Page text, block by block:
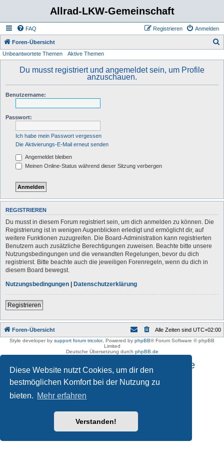
Diese Website nutzt Cookies, um dir den
bestmöglichen Komfort bei der Nutzung zu
bieten. Mehr erfahren
Verstanden!
Allrad-LKW-Gemeinschaft
FAQ Anmelden
Registrieren
Foren-Übersicht
Unbeantwortete Themen Aktive Themen
Du musst registriert und angemeldet sein, um Profile
anzuschauen.
Benutzername:
Passwort:
Ich habe mein Passwort vergessen
Die Aktivierungs-E-Mail erneut senden
Angemeldet bleiben
Meinen Online-Status während dieser Sitzung verbergen
REGISTRIEREN
Du musst in diesem Forum registriert sein, um dich anmelden zu können. Die
Registrierung ist in wenigen Augenblicken erledigt und ermöglicht dir, auf
weitere Funktionen zuzugreifen. Die Board-Administration kann registrierten
Benutzern auch zusätzliche Berechtigungen zuweisen. Beachte bitte unsere
Nutzungsbedingungen und die verwandten Regelungen, bevor du dich
registrierst. Bitte beachte auch die jeweiligen Forenregeln, wenn du dich in
diesem Board bewegst.
Nutzungsbedingungen | Datenschutzerklärung
Registrieren
Foren-Übersicht Alle Zeiten sind UTC+02:00
Style developer by support forum tricolor, Powered by phpBB® Forum Software © phpBB
Limited
Deutsche Übersetzung durch phpBB.de
Impressum und Datenschutzhinweise